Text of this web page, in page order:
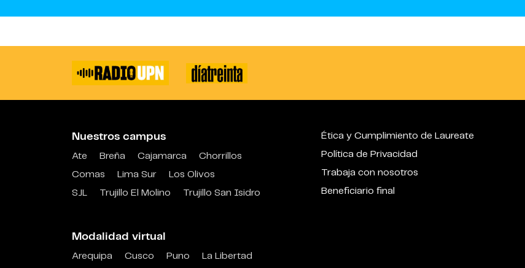
Nuestros campus
Ate Breña Cajamarca
Chorrillos
Comas
Lima Sur
Los Olivos
SJL
Trujillo El Molino Trujillo San Isidro
Modalidad virtual
Arequipa Cusco Puno La Libertad
Ética y Cumplimiento de Laureate
Política de Privacidad
Trabaja con nosotros
Beneficiario final